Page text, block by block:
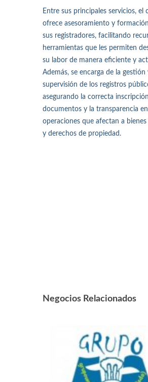
Entre sus principales servicios, el
ofrece asesoramiento y
sus registradores, facilitando
herramientas que les permiten
su labor de manera eficiente y
Además, se encarga de la gestión
supervisión de los registros
asegurando la correcta
documentos y la transparencia
operaciones que afectan a
y derechos de propiedad.
Negocios Relacionados